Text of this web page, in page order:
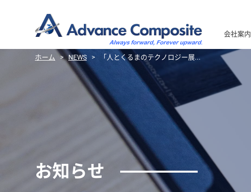
会社案内
ホーム > NEWS > 「人とくるまのテクノロジー展...
お知らせ